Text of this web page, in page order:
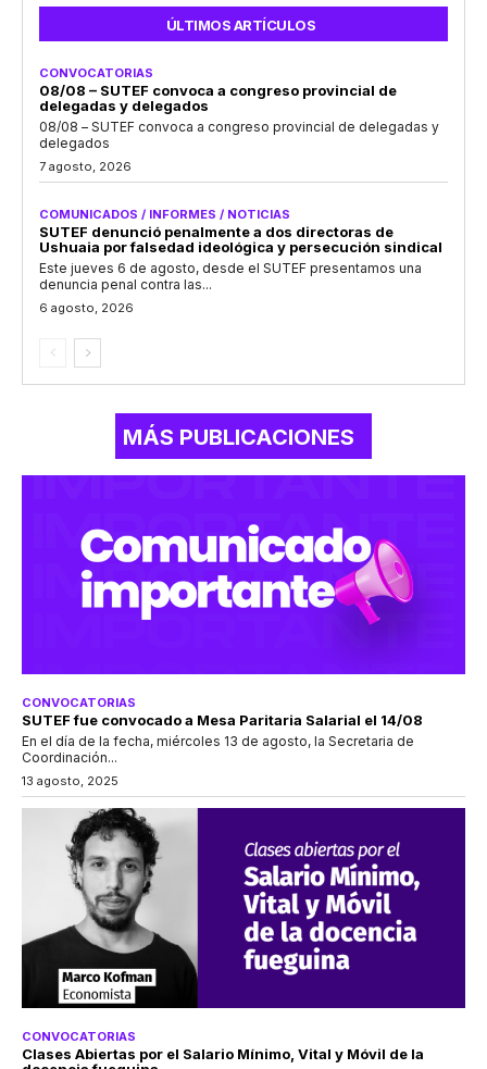
ÚLTIMOS ARTÍCULOS
CONVOCATORIAS
08/08 – SUTEF convoca a congreso provincial de
delegadas y delegados
08/08 – SUTEF convoca a congreso provincial de delegadas y
delegados
7 agosto, 2026
COMUNICADOS / INFORMES / NOTICIAS
SUTEF denunció penalmente a dos directoras de
Ushuaia por falsedad ideológica y persecución sindical
Este jueves 6 de agosto, desde el SUTEF presentamos una
denuncia penal contra las...
6 agosto, 2026
MÁS PUBLICACIONES
CONVOCATORIAS
SUTEF fue convocado a Mesa Paritaria Salarial el 14/08
En el día de la fecha, miércoles 13 de agosto, la Secretaria de
Coordinación...
13 agosto, 2025
CONVOCATORIAS
Clases Abiertas por el Salario Mínimo, Vital y Móvil de la